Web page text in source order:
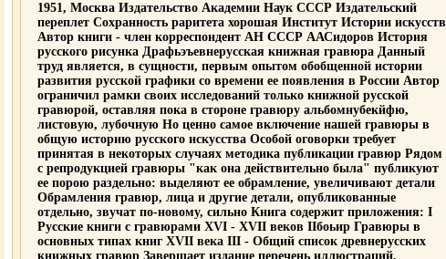
1951, Москва Издательство Академии Наук СССР Издательский
переплет Сохранность раритета хорошая Институт Истории искусств
Автор книги - член корреспондент АН СССР ААСидоров История
русского рисунка Драфьэъевнерусская книжная гравюра Данный
труд является, в сущности, первым опытом обобщенной истории
развития русской графики со времени ее появления в России Автор
ограничил рамки своих исследований только книжной русской
гравюрой, оставляя пока в стороне гравюру альбомнубекйфю,
листовую, лубочную Но ценно самое включение нашей гравюры в
общую историю русского искусства Особой оговорки требует
принятая в некоторых случаях методика публикации гравюр Рядом
с репродукцией гравюры "как она действительно была" публикуют
ее порою раздельно: выделяют ее обрамление, увеличивают детали
Обрамления гравюр, лица и другие детали, опубликованные
отдельно, звучат по-новому, сильно Книга содержит приложения: I
Русские книги с гравюрами XVI - XVII веков IIбоьир Гравюры в
основных типах книг XVII века III - Общий список древнерусских
книжных гравюр Завершает издание перечень иллюстраций,